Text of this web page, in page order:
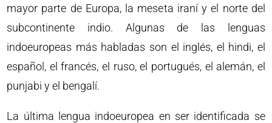
mayor parte de Europa, la meseta iraní y el norte del
subcontinente indio. Algunas de las lenguas
indoeuropeas más habladas son el inglés, el hindi, el
español, el francés, el ruso, el portugués, el alemán, el
punjabi y el bengalí.
La última lengua indoeuropea en ser identificada se